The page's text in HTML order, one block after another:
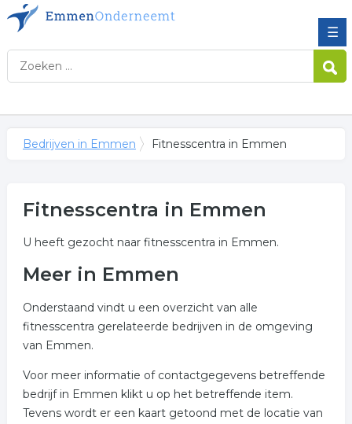
☰
Bedrijven in Emmen Fitnesscentra in Emmen
Fitnesscentra in Emmen
U heeft gezocht naar fitnesscentra in Emmen.
Meer in Emmen
Onderstaand vindt u een overzicht van alle
fitnesscentra gerelateerde bedrijven in de omgeving
van Emmen.
Voor meer informatie of contactgegevens betreffende
bedrijf in Emmen klikt u op het betreffende item.
Tevens wordt er een kaart getoond met de locatie van